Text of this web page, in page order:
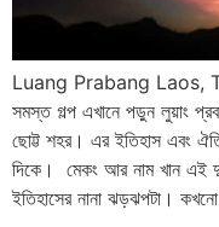
Luang Prabang Laos,
সমস্ত গল্প এখানে পড়ুন লুয়াং
ছোট্ট শহর। এর ইতিহাস এবং
দিকে। মেকং আর নাম খান এই
ইতিহাসের নানা ঝড়ঝপটা।